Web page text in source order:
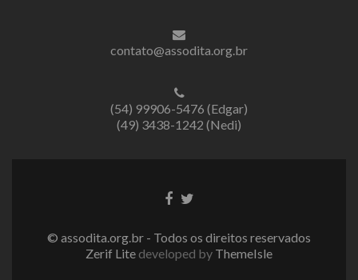
contato@assodita.org.br
(54) 99906-5476 (Edgar)
(49) 3438-1242 (Nedi)
LinkLink
© assodita.org.br - Todos os direitos reservados
Zerif Lite developed by ThemeIsle